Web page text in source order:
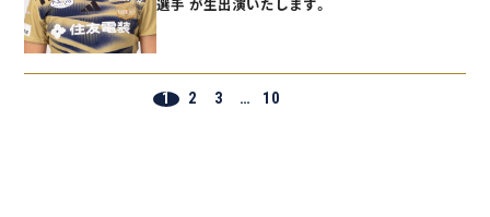
選手 が生出演いたします。
1 2 3 … 10